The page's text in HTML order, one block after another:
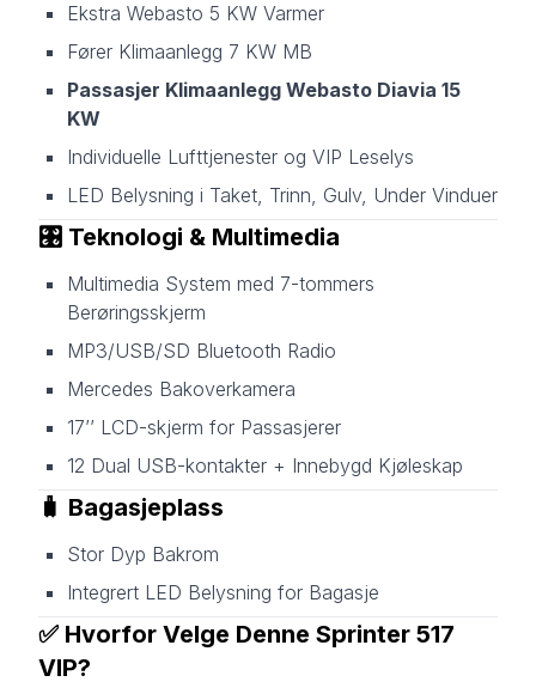
Ekstra Webasto 5 KW Varmer
Fører Klimaanlegg 7 KW MB
Passasjer Klimaanlegg Webasto Diavia 15
KW
Individuelle Lufttjenester og VIP Leselys
LED Belysning i Taket, Trinn, Gulv, Under Vinduer
🎛️ Teknologi & Multimedia
Multimedia System med 7-tommers
Berøringsskjerm
MP3/USB/SD Bluetooth Radio
Mercedes Bakoverkamera
17’’ LCD-skjerm for Passasjerer
12 Dual USB-kontakter + Innebygd Kjøleskap
🧳 Bagasjeplass
Stor Dyp Bakrom
Integrert LED Belysning for Bagasje
✅ Hvorfor Velge Denne Sprinter 517
VIP?